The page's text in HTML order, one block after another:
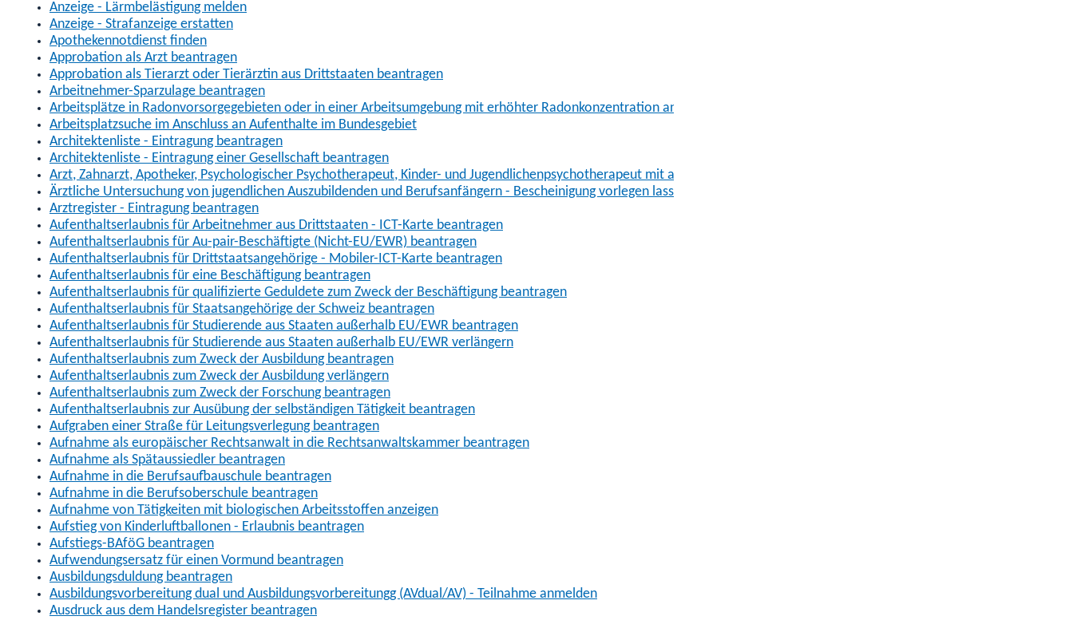
Anzeige - Lärmbelästigung melden
Anzeige - Strafanzeige erstatten
Apothekennotdienst finden
Approbation als Arzt beantragen
Approbation als Tierarzt oder Tierärztin aus Drittstaaten beantragen
Arbeitnehmer-Sparzulage beantragen
Arbeitsplätze in Radonvorsorgegebieten oder in einer Arbeitsumgebung mit erhöhter Radonkonzentration anmelden
Arbeitsplatzsuche im Anschluss an Aufenthalte im Bundesgebiet
Architektenliste - Eintragung beantragen
Architektenliste - Eintragung einer Gesellschaft beantragen
Arzt, Zahnarzt, Apotheker, Psychologischer Psychotherapeut, Kinder- und Jugendlichenpsychotherapeut mit ausländischer Berufsausbildung – Approbation beantragen
Ärztliche Untersuchung von jugendlichen Auszubildenden und Berufsanfängern - Bescheinigung vorlegen lassen
Arztregister - Eintragung beantragen
Aufenthaltserlaubnis für Arbeitnehmer aus Drittstaaten - ICT-Karte beantragen
Aufenthaltserlaubnis für Au-pair-Beschäftigte (Nicht-EU/EWR) beantragen
Aufenthaltserlaubnis für Drittstaatsangehörige - Mobiler-ICT-Karte beantragen
Aufenthaltserlaubnis für eine Beschäftigung beantragen
Aufenthaltserlaubnis für qualifizierte Geduldete zum Zweck der Beschäftigung beantragen
Aufenthaltserlaubnis für Staatsangehörige der Schweiz beantragen
Aufenthaltserlaubnis für Studierende aus Staaten außerhalb EU/EWR beantragen
Aufenthaltserlaubnis für Studierende aus Staaten außerhalb EU/EWR verlängern
Aufenthaltserlaubnis zum Zweck der Ausbildung beantragen
Aufenthaltserlaubnis zum Zweck der Ausbildung verlängern
Aufenthaltserlaubnis zum Zweck der Forschung beantragen
Aufenthaltserlaubnis zur Ausübung der selbständigen Tätigkeit beantragen
Aufgraben einer Straße für Leitungsverlegung beantragen
Aufnahme als europäischer Rechtsanwalt in die Rechtsanwaltskammer beantragen
Aufnahme als Spätaussiedler beantragen
Aufnahme in die Berufsaufbauschule beantragen
Aufnahme in die Berufsoberschule beantragen
Aufnahme von Tätigkeiten mit biologischen Arbeitsstoffen anzeigen
Aufstieg von Kinderluftballonen - Erlaubnis beantragen
Aufstiegs-BAföG beantragen
Aufwendungsersatz für einen Vormund beantragen
Ausbildungsduldung beantragen
Ausbildungsvorbereitung dual und Ausbildungsvorbereitungg (AVdual/AV) - Teilnahme anmelden
Ausdruck aus dem Handelsregister beantragen